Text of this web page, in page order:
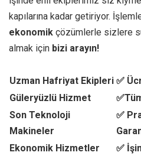
kapılarına kadar getiriyor.
ekonomik çözümlerle sizlere
almak için bizi arayın!
Uzman Hafriyat Ekipleri ✅
Güleryüzlü Hizmet
Son Teknoloji
Makineler
✅
Ekonomik Hizmetler
✅